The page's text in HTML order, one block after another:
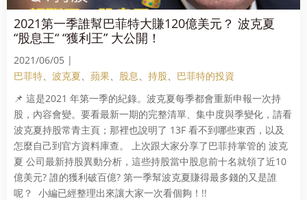
2021第一季誰幫巴菲特大賺120億美元？ 波克夏
“股息王“ “獲利王” 大公開！
2021/06/05 |
巴菲特、 波克夏、 蘋果、 股息、 持股、 巴菲特的投資
📌 這是2021 年第一季的紀錄。波克夏每季都會重新申報一次持
股，內容會變。要看最新一期的完整清單、集中度與季變化，請看
波克夏持股常青主頁；那裡也說明了 13F 看不到哪些東西，以及
怎麼自己到官方資料庫查。 上次跟大家分享了巴菲持掌管的 波克
夏 公司最新持股異動分析，這些持股當中股息前十名就領了近10
億美元? 誰的獲利破百億? 第一季幫波克夏賺得最多錢的又是誰
呢？ 小編已經整理出來讓大家一次看個夠！!!